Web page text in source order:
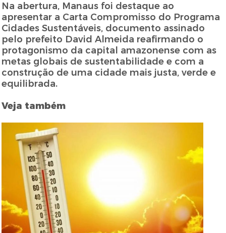
Na abertura, Manaus foi destaque ao
apresentar a Carta Compromisso do Programa
Cidades Sustentáveis, documento assinado
pelo prefeito David Almeida reafirmando o
protagonismo da capital amazonense com as
metas globais de sustentabilidade e com a
construção de uma cidade mais justa, verde e
equilibrada.
Veja também